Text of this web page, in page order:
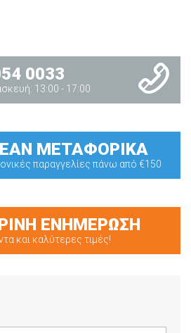
0033
13:00 - 17:00
ΜΕΤΑΦΟΡΙΚΑ
παραγγελίες πάνω από €150
ΕΝΗΜΕΡΩΣΗ
και καλύτερες τιμές!